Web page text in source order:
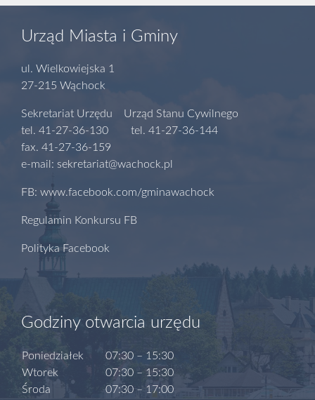
Urząd Miasta i Gminy
ul. Wielkowiejska 1
27-215 Wąchock
Sekretariat Urzędu Urząd Stanu Cywilnego
tel. 41-27-36-130 tel. 41-27-36-144
fax. 41-27-36-159
e-mail: sekretariat@wachock.pl
FB: www.facebook.com/gminawachock
Regulamin Konkursu FB
Polityka Facebook
Godziny otwarcia urzędu
Poniedziałek
Wtorek
Środa
07:30 – 15:30
07:30 – 15:30
07:30 – 17:00